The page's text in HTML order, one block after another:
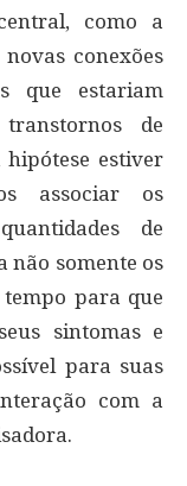
como a
conexões
que estariam
de
hipótese estiver
associar os
de
não somente os
para que
sintomas e
para suas
com a